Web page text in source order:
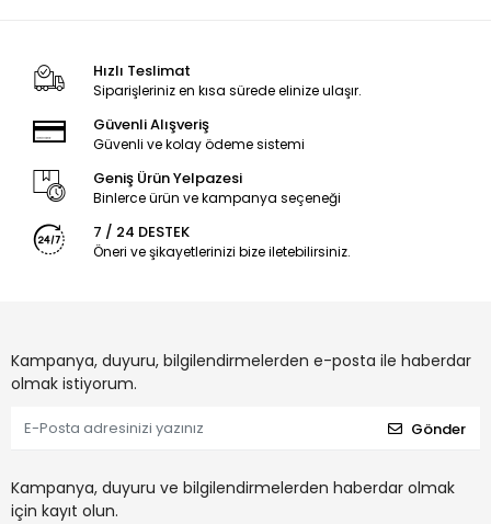
Hızlı Teslimat
Siparişleriniz en kısa sürede elinize ulaşır.
Güvenli Alışveriş
Güvenli ve kolay ödeme sistemi
Geniş Ürün Yelpazesi
Binlerce ürün ve kampanya seçeneği
7 / 24 DESTEK
Öneri ve şikayetlerinizi bize iletebilirsiniz.
Kampanya, duyuru, bilgilendirmelerden e-posta ile haberdar
olmak istiyorum.
Gönder
Kampanya, duyuru ve bilgilendirmelerden haberdar olmak
için kayıt olun.